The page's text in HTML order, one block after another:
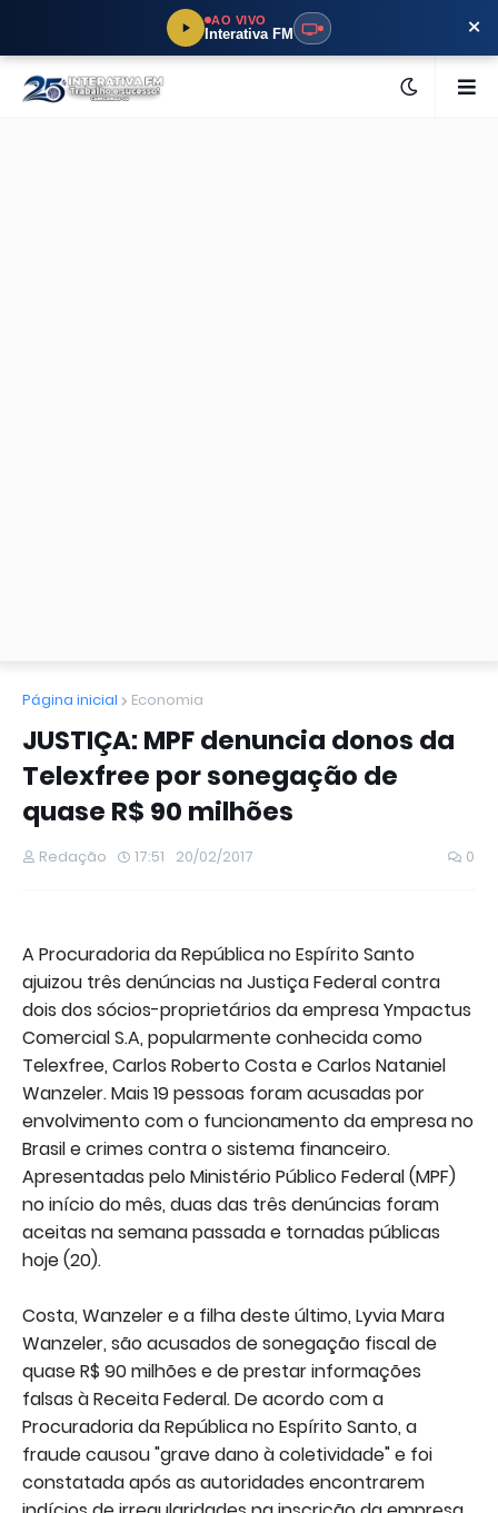
AO VIVO
Interativa FM ×
Página inicial Economia
JUSTIÇA: MPF denuncia donos da
Telexfree por sonegação de
quase R$ 90 milhões
Redação 17:51 20/02/2017 0
A Procuradoria da República no Espírito Santo
ajuizou três denúncias na Justiça Federal contra
dois dos sócios-proprietários da empresa Ympactus
Comercial S.A, popularmente conhecida como
Telexfree, Carlos Roberto Costa e Carlos Nataniel
Wanzeler. Mais 19 pessoas foram acusadas por
envolvimento com o funcionamento da empresa no
Brasil e crimes contra o sistema financeiro.
Apresentadas pelo Ministério Público Federal (MPF)
no início do mês, duas das três denúncias foram
aceitas na semana passada e tornadas públicas
hoje (20).
Costa, Wanzeler e a filha deste último, Lyvia Mara
Wanzeler, são acusados de sonegação fiscal de
quase R$ 90 milhões e de prestar informações
falsas à Receita Federal. De acordo com a
Procuradoria da República no Espírito Santo, a
fraude causou "grave dano à coletividade" e foi
constatada após as autoridades encontrarem